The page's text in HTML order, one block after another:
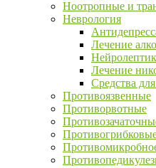
Ноотропные и
Неврология
Лечение
Нейролептик
Лечение
Средства
Противоязвенные
Противорвотные